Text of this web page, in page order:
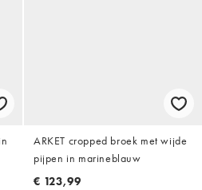
ARKET cropped broek met wijde
pijpen in marineblauw
€ 123,99